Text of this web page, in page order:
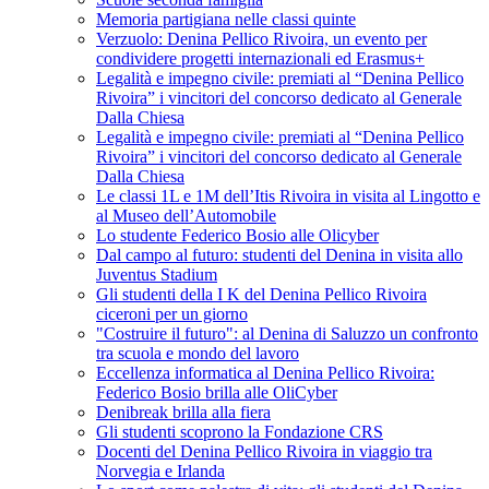
Memoria partigiana nelle classi quinte
Verzuolo: Denina Pellico Rivoira, un evento per
condividere progetti internazionali ed Erasmus+
Legalità e impegno civile: premiati al “Denina Pellico
Rivoira” i vincitori del concorso dedicato al Generale
Dalla Chiesa
Legalità e impegno civile: premiati al “Denina Pellico
Rivoira” i vincitori del concorso dedicato al Generale
Dalla Chiesa
Le classi 1L e 1M dell’Itis Rivoira in visita al Lingotto e
al Museo dell’Automobile
Lo studente Federico Bosio alle Olicyber
Dal campo al futuro: studenti del Denina in visita allo
Juventus Stadium
Gli studenti della I K del Denina Pellico Rivoira
ciceroni per un giorno
"Costruire il futuro": al Denina di Saluzzo un confronto
tra scuola e mondo del lavoro
Eccellenza informatica al Denina Pellico Rivoira:
Federico Bosio brilla alle OliCyber
Denibreak brilla alla fiera
Gli studenti scoprono la Fondazione CRS
Docenti del Denina Pellico Rivoira in viaggio tra
Norvegia e Irlanda